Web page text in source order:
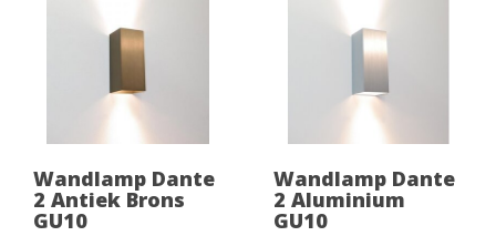
Wandlamp Dante
2 Antiek Brons
GU10
Wandlamp Dante
2 Aluminium
GU10